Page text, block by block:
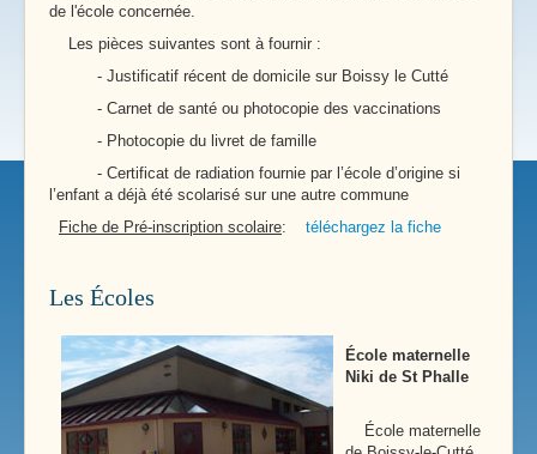
de l'école concernée.
Les pièces suivantes sont à fournir :
- Justificatif récent de domicile sur Boissy le Cutté
- Carnet de santé ou photocopie des vaccinations
- Photocopie du livret de famille
- Certificat de radiation fournie par l’école d’origine si
l’enfant a déjà été scolarisé sur une autre commune
Fiche de Pré-inscription scolaire: téléchargez la fiche
Les Écoles
École maternelle
Niki de St Phalle
École maternelle